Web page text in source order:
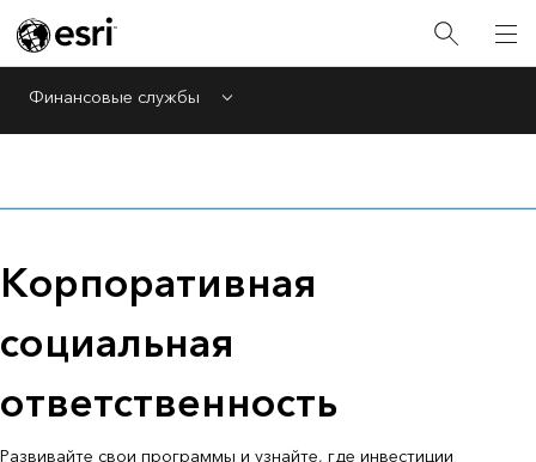
Финансовые службы Menu
Корпоративная
социальная
ответственность